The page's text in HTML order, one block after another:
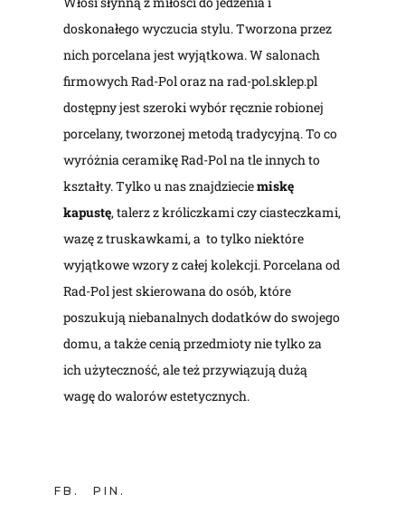
doskonałego wyczucia stylu. Tworzona przez
nich porcelana jest wyjątkowa. W salonach
firmowych Rad-Pol oraz na rad-pol.sklep.pl
dostępny jest szeroki wybór ręcznie robionej
porcelany, tworzonej metodą tradycyjną. To co
wyróżnia ceramikę Rad-Pol na tle innych to
kształty. Tylko u nas znajdzieciemiskę
kapustę, talerz z króliczkami czy ciasteczkami,
wazę z truskawkami, a to tylko niektóre
wyjątkowe wzory z całej kolekcji. Porcelana od
Rad-Pol jest skierowana do osób, które
poszukują niebanalnych dodatków do swojego
domu, a także cenią przedmioty nie tylko za
ich użyteczność, ale też przywiązują dużą
wagę do walorów estetycznych.
FB PIN